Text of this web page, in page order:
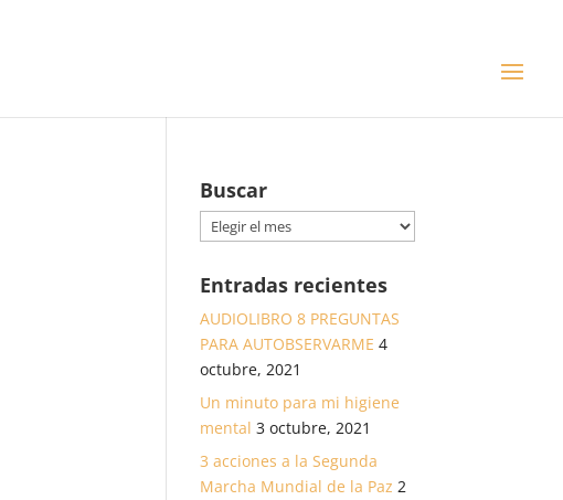
Buscar
Buscar
Entradas recientes
AUDIOLIBRO 8 PREGUNTAS
PARA AUTOBSERVARME 4
octubre, 2021
Un minuto para mi higiene
mental 3 octubre, 2021
3 acciones a la Segunda
Marcha Mundial de la Paz 2